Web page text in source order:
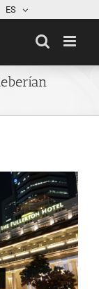
ES